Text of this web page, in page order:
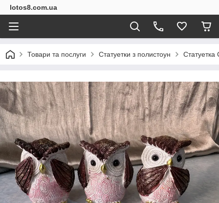
lotos8.com.ua
Товари та послуги Статуетки з полистоун Статуетка